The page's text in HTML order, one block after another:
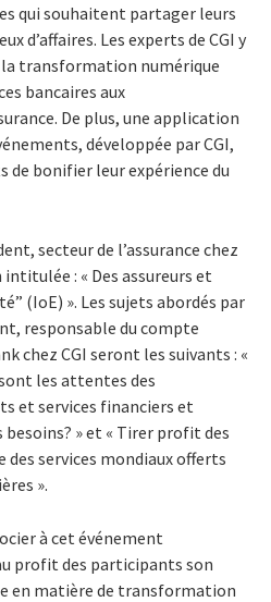
qui souhaitent partager leurs
d’affaires. Les experts de CGI y
transformation numérique
bancaires aux
De plus, une application
développée par CGI,
bonifier leur expérience du
secteur de l’assurance chez
: « Des assureurs et
(IoE) ». Les sujets abordés par
responsable du compte
chez CGI seront les suivants : «
les attentes des
et services financiers et
» et « Tirer profit des
des services mondiaux offerts
».
à cet événement
profit des participants son
en matière de transformation